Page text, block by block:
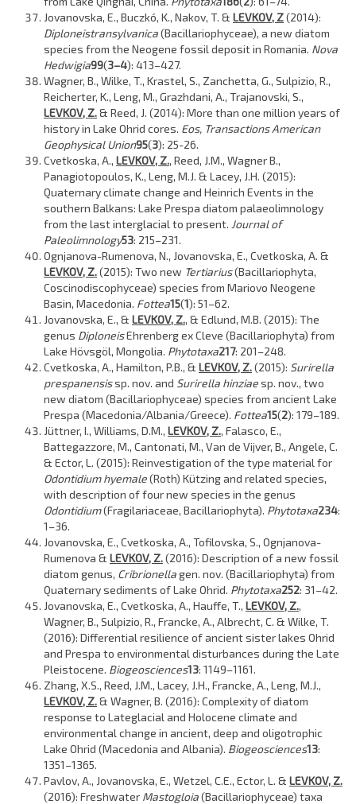
Jovanovska, E., Buczkó, K., Nakov, T. & LEVKOV, Z(2014):
Diploneistransylvanica(Bacillariophyceae), a new diatom
species from the Neogene fossil deposit in Romania. Nova
Hedwigia99(3–4): 413–427.
Wagner, B., Wilke, T., Krastel, S., Zanchetta, G., Sulpizio, R.,
Reicherter, K., Leng, M., Grazhdani, A., Trajanovski, S.,
LEVKOV, Z.& Reed, J. (2014): More than one million years of
history in Lake Ohrid cores. Eos, Transactions American
Geophysical Union95(3): 25-26.
Cvetkoska, A., LEVKOV, Z., Reed, J.M., Wagner B.,
Panagiotopoulos, K., Leng, M.J. & Lacey, J.H. (2015):
Quaternary climate change and Heinrich Events in the
southern Balkans: Lake Prespa diatom palaeolimnology
from the last interglacial to present. Journal of
Paleolimnology53: 215–231.
Ognjanova-Rumenova, N., Jovanovska, E., Cvetkoska, A. &
LEVKOV, Z.(2015): Two new Tertiarius(Bacillariophyta,
Coscinodiscophyceae) species from Mariovo Neogene
Basin, Macedonia. Fottea15(1): 51–62.
Jovanovska, E., & LEVKOV, Z., & Edlund, M.B. (2015): The
genus DiploneisEhrenberg ex Cleve (Bacillariophyta) from
Lake Hövsgöl, Mongolia. Phytotaxa217: 201–248.
Cvetkoska, A., Hamilton, P.B., & LEVKOV, Z.(2015): Surirella
prespanensissp. nov. and Surirella hinziaesp. nov., two
new diatom (Bacillariophyceae) species from ancient Lake
Prespa (Macedonia/Albania/Greece). Fottea15(2): 179–189.
Jüttner, I., Williams, D.M., LEVKOV, Z., Falasco, E.,
Battegazzore, M., Cantonati, M., Van de Vijver, B., Angele, C.
& Ector, L. (2015): Reinvestigation of the type material for
Odontidium hyemale(Roth) Kützing and related species,
with description of four new species in the genus
Odontidium(Fragilariaceae, Bacillariophyta). Phytotaxa234:
1–36.
Jovanovska, E., Cvetkoska, A., Tofilovska, S., Ognjanova-
Rumenova & LEVKOV, Z.(2016): Description of a new fossil
diatom genus, Cribrionellagen. nov. (Bacillariophyta) from
Quaternary sediments of Lake Ohrid. Phytotaxa252: 31–42.
Jovanovska, E., Cvetkoska, A., Hauffe, T., LEVKOV, Z.,
Wagner, B., Sulpizio, R., Francke, A., Albrecht, C. & Wilke, T.
(2016): Differential resilience of ancient sister lakes Ohrid
and Prespa to environmental disturbances during the Late
Pleistocene. Biogeosciences13: 1149–1161.
Zhang, X.S., Reed, J.M., Lacey, J.H., Francke, A., Leng, M.J.,
LEVKOV, Z.& Wagner, B. (2016): Complexity of diatom
response to Lateglacial and Holocene climate and
environmental change in ancient, deep and oligotrophic
Lake Ohrid (Macedonia and Albania). Biogeosciences13:
1351–1365.
Pavlov, A., Jovanovska, E., Wetzel, C.E., Ector, L. & LEVKOV, Z.
(2016): Freshwater Mastogloia(Bacillariophyceae) taxa